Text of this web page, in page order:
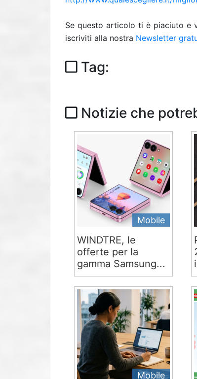
Se questo articolo ti è piaciuto e
iscriviti alla nostra Newsletter
Tag:
Notizie che
Mobile
WINDTRE, le
offerte per la
gamma Samsung...
Mobile